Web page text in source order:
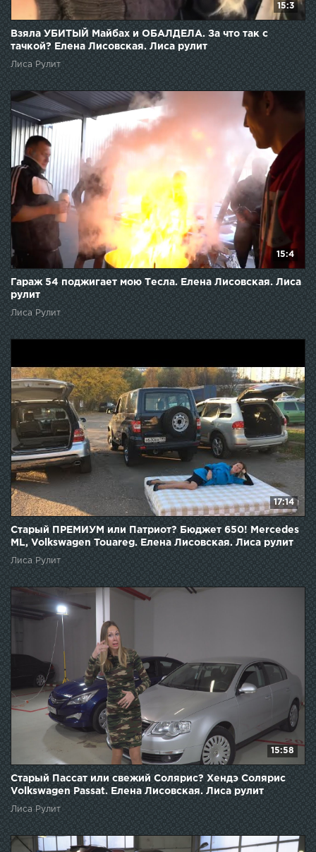
15:3
Взяла УБИТЫЙ Майбах и ОБАЛДЕЛА. За что так с
тачкой? Елена Лисовская. Лиса рулит
Лиса Рулит
15:4
Гараж 54 поджигает мою Тесла. Елена Лисовская. Лиса
рулит
Лиса Рулит
17:14
Старый ПРЕМИУМ или Патриот? Бюджет 650! Mercedes
ML, Volkswagen Touareg. Елена Лисовская. Лиса рулит
Лиса Рулит
15:58
Старый Пассат или свежий Солярис? Хендэ Солярис
Volkswagen Passat. Елена Лисовская. Лиса рулит
Лиса Рулит